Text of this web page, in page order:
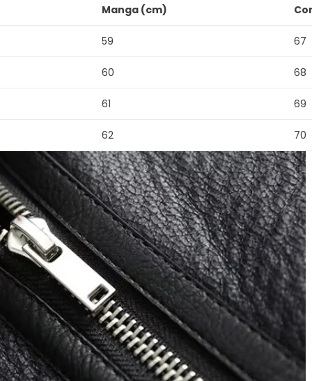
Manga (cm)
59 67
60 68
61 69
62 70